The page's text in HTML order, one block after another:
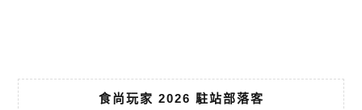
食尚玩家 2026 駐站部落客